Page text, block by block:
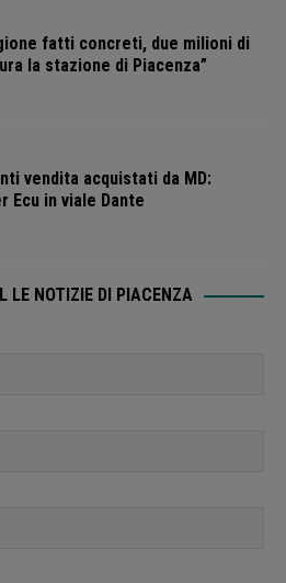
fatti concreti, due milioni di
la stazione di Piacenza”
vendita acquistati da MD:
Ecu in viale Dante
LE NOTIZIE DI PIACENZA